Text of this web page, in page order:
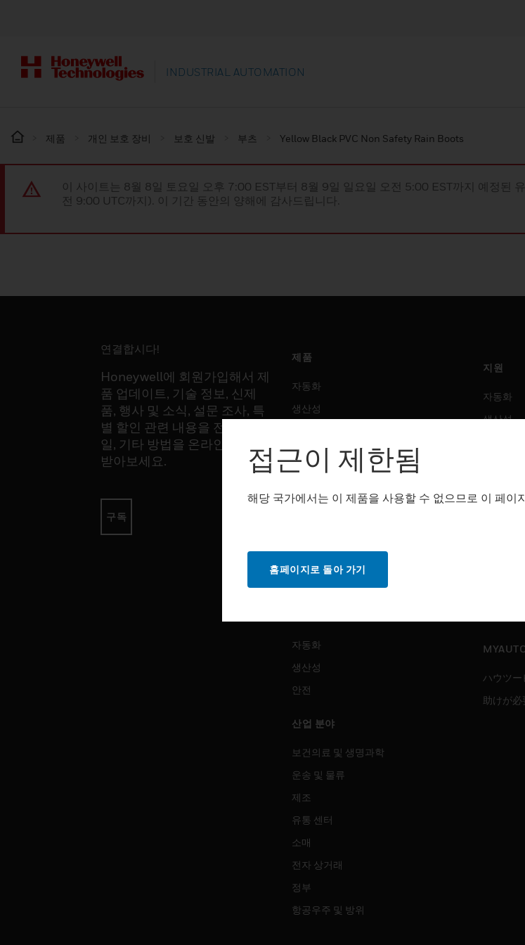
INDUSTRIAL AUTOMATION
제품 개인 보호 장비 보호 신발 부츠 Yellow Black PVC Non Safety Rain Boots
이 사이트는 8월 8일 토요일 오후 7:00 EST부터 8월 9일 일요일 오전 5:00 EST까지 예정된
전 9:00 UTC까지). 이 기간 동안의 양해에 감사드립니다.
연결합시다!
Honeywell에 회원가입해서 제
품 업데이트, 기술 정보, 신제
품, 행사 및 소식, 설문 조사, 특
별 할인 관련 내용을 전화, 이메
일, 기타 방법을 온라인을 통해
받아보세요.
구독
제품
자동화
생산성
감지 솔루션
소프트웨어
생산성
안전
자동화
생산성
안전
산업 분야
보건의료 및 생명과학
운송 및 물류
제조
유통 센터
소매
전자 상거래
정부
항공우주 및 방위
지원
자동화
생산성
구매처
ハウツー
助けが必
접근이 제한됨
해당 국가에서는 이 제품을 사용할 수 없으므로 이 페이
홈페이지로 돌아 가기